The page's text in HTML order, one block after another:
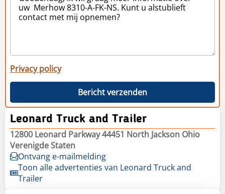
Privacy policy
Bericht verzenden
Leonard Truck and Trailer
12800 Leonard Parkway 44451 North Jackson Ohio
Verenigde Staten
Ontvang e-mailmelding
Toon alle advertenties van Leonard Truck and
Trailer